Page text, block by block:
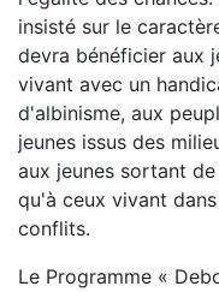
insisté sur le
devra bénéficier aux
vivant avec un
d'albinisme, aux
jeunes issus des
aux jeunes sortant
qu'à ceux vivant
conflits.
Le Programme «